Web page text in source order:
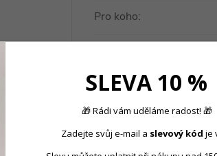
Pro koho:
VŠECHNY
Produkt naleznete
SLEVA 10 %
🎁 Rádi vám uděláme radost! 🎁
Zadejte svůj e-mail a slevový kód je